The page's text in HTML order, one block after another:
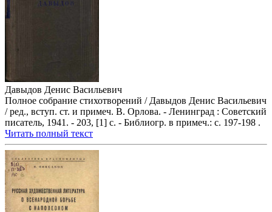
Давыдов Денис Васильевич
Полное собрание стихотворений / Давыдов Денис Васильевич
/ ред., вступ. ст. и примеч. В. Орлова. - Ленинград : Советский
писатель, 1941. - 203, [1] с. - Библиогр. в примеч.: с. 197-198 .
Читать полный текст